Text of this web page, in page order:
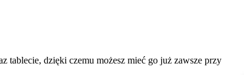
tablecie, dzięki czemu możesz mieć go już zawsze przy